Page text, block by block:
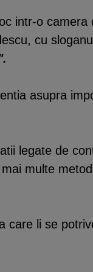
intr-o camera
cu
asupra
legate de
multe
care li se